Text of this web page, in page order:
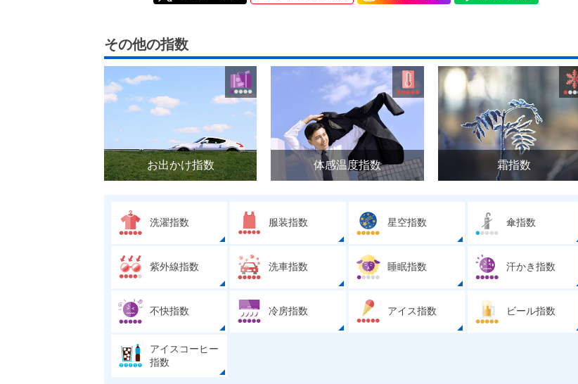
その他の指数
お出かけ指数 体感温度指数 霜指数
洗濯指数 服装指数 星空指数 傘指数
紫外線指数 洗車指数 睡眠指数 汗かき指数
不快指数 冷房指数 アイス指数 ビール指数
アイスコーヒー
指数